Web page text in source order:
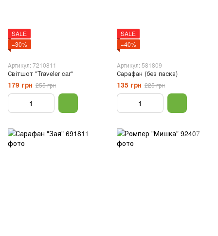
SALE
−30%
Артикул: 7210811
Світшот "Traveler car"
179 грн 255 грн
SALE
−40%
Артикул: 581809
Сарафан (без паска)
135 грн 225 грн